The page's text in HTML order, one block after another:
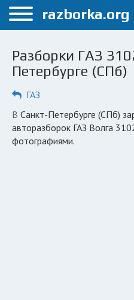
Меню
Санкт-Петербург
Автосервисы
Разборки ГАЗ
Петербурге (СПб)
ГАЗ
в Санкт-Петербурге (СПб) зарегистрировано 39
авторазборок ГАЗ Волга
фотографиями.
razborka.org